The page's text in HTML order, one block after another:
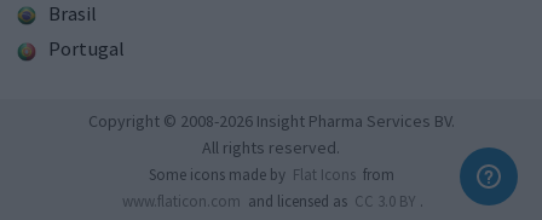
Brasil
Portugal
Copyright © 2008-2026 Insight Pharma Services BV.
All rights reserved.
Some icons made by Flat Icons from
www.flaticon.com and licensed as CC 3.0 BY .